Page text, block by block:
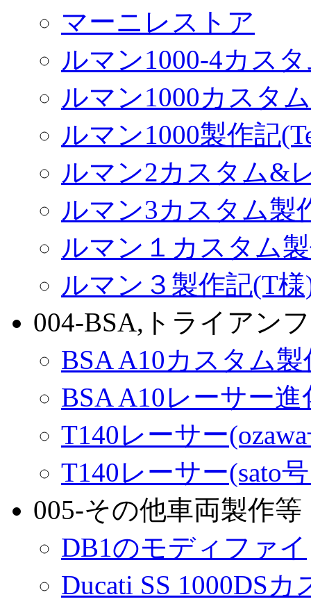
マーニレストア
ルマン1000-4カス
ルマン1000カスタ
ルマン1000製作記
ルマン2カスタム&
ルマン3カスタム製
ルマン１カスタム
ルマン３製作記(T様
004-BSA,トライアンフ
BSA A10カスタム製
BSA A10レーサー進
T140レーサー
T140レーサー(sato
005-その他車両製作等
DB1のモディファイ
Ducati SS 1000DSカ